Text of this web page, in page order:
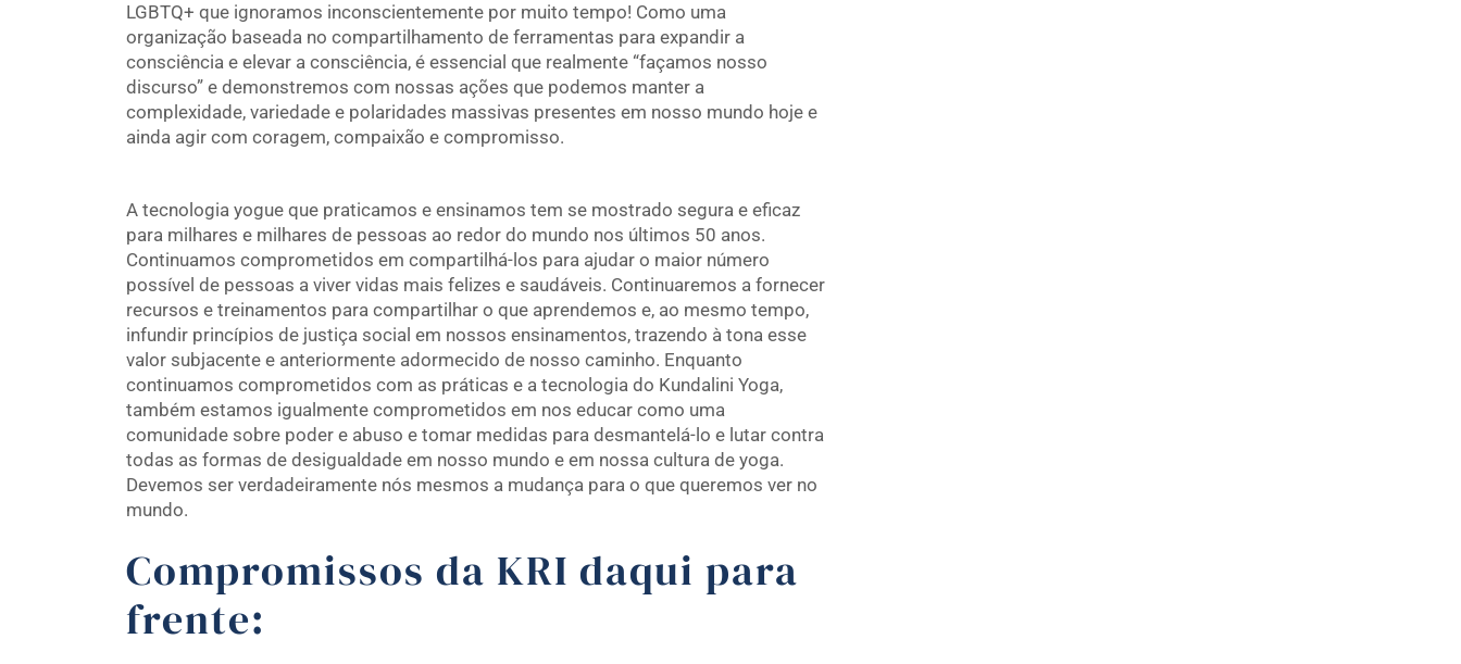
LGBTQ+ que ignoramos inconscientemente por muito tempo! Como uma
organização baseada no compartilhamento de ferramentas para expandir a
consciência e elevar a consciência, é essencial que realmente “façamos nosso
discurso” e demonstremos com nossas ações que podemos manter a
complexidade, variedade e polaridades massivas presentes em nosso mundo hoje e
ainda agir com coragem, compaixão e compromisso.
A tecnologia yogue que praticamos e ensinamos tem se mostrado segura e eficaz
para milhares e milhares de pessoas ao redor do mundo nos últimos 50 anos.
Continuamos comprometidos em compartilhá-los para ajudar o maior número
possível de pessoas a viver vidas mais felizes e saudáveis. Continuaremos a fornecer
recursos e treinamentos para compartilhar o que aprendemos e, ao mesmo tempo,
infundir princípios de justiça social em nossos ensinamentos, trazendo à tona esse
valor subjacente e anteriormente adormecido de nosso caminho. Enquanto
continuamos comprometidos com as práticas e a tecnologia do Kundalini Yoga,
também estamos igualmente comprometidos em nos educar como uma
comunidade sobre poder e abuso e tomar medidas para desmantelá-lo e lutar contra
todas as formas de desigualdade em nosso mundo e em nossa cultura de yoga.
Devemos ser verdadeiramente nós mesmos a mudança para o que queremos ver no
mundo.
Compromissos da KRI daqui para
frente: